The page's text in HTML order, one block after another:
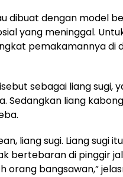
dibuat dengan model
yang meninggal.
pemakamannya di
sebagai liang sugi,
Sedangkan liang
liang sugi. Liang sugi
bertebaran di pinggir
orang bangsawan,”